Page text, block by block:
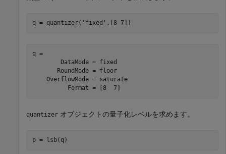
q = quantizer( 'fixed' ,[8 7])
q =
        DataMode = fixed
       RoundMode = floor
    OverflowMode = saturate
quantizer オブジェクトの量子化レベルを求めます。
p = lsb(q)